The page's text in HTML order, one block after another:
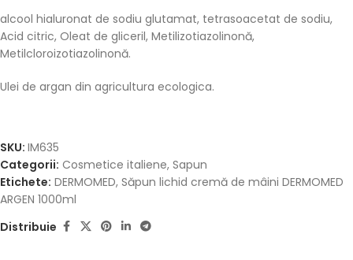
alcool hialuronat de sodiu glutamat, tetrasoacetat de sodiu,
Acid citric, Oleat de gliceril, Metilizotiazolinonă,
Metilcloroizotiazolinonă.
Ulei de argan din agricultura ecologica.
SKU: IM635
Categorii: Cosmetice italiene, Sapun
Etichete: DERMOMED, Săpun lichid cremă de mâini DERMOMED
ARGEN 1000ml
Distribuie